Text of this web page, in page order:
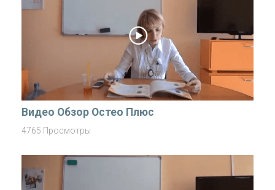
Видео Обзор Остео Плюс
4765 Просмотры